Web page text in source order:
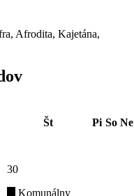
Afrodita, Kajetána,
Št Pi So Ne
30
Komunálny